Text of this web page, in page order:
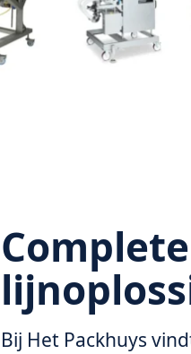
Complete
Bij Het Packhuys